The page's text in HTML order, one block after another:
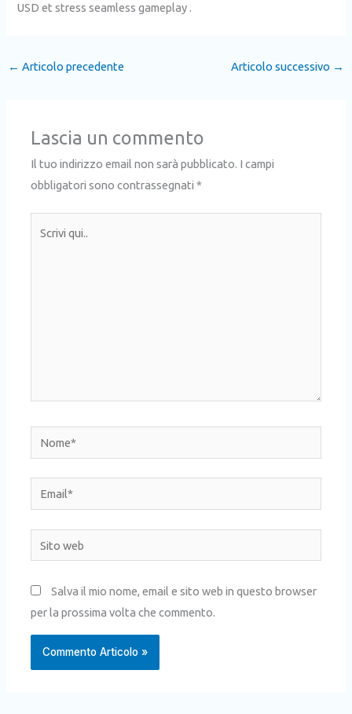
USD et stress seamless gameplay .
← Articolo precedente Articolo successivo →
Lascia un commento
Il tuo indirizzo email non sarà pubblicato. I campi
obbligatori sono contrassegnati*
Nome*
Email*
Sito
web
Salva il mio nome, email e sito web in questo browser
per la prossima volta che commento.